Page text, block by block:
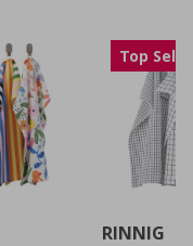
Top
RINNIG